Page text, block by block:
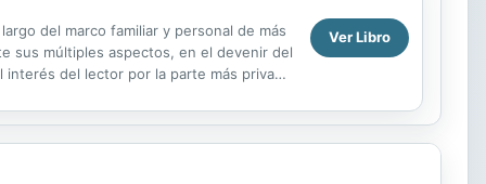
del marco familiar y personal de más
sus múltiples aspectos, en el devenir del
del lector por la parte más privada
Ver Libro